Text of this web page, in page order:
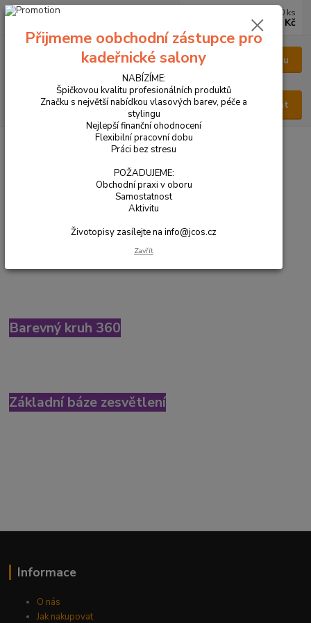
Menu
Hledat
0 ks
0 Kč
BAREVNÉ KRUHY
BAREVNÉ KRUHY
Barevný kruh Baco
Barevný kruh Maraes
Barevný kruh 360
Základní báze zesvětlení
Informace
O nás
Jak nakupovat
Přijmeme oobchodní zástupce pro
kadeřnické salony
NABÍZÍME:
Špičkovou kvalitu profesionálních produktů
Značku s největší nabídkou vlasových barev, péče a
stylingu
Nejlepší finanční ohodnocení
Flexibilní pracovní dobu
Práci bez stresu
POŽADUJEME:
Obchodní praxi v oboru
Samostatnost
Aktivitu
Životopisy zasílejte na info@jcos.cz
Zavřít